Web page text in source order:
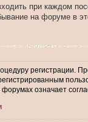
при каждом
на форуме в
регистрации.
означает